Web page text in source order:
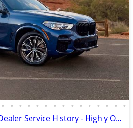
• • • • • • • • • • • • • • •
2023 BMW X5 M50i - Dealer Service History - Highly Optioned